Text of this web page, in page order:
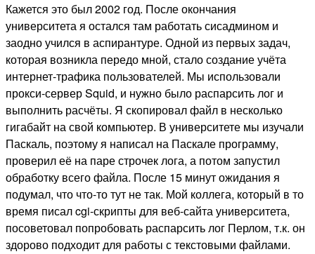
Кажется это был 2002 год. После окончания
университета я остался там работать сисадмином и
заодно учился в аспирантуре. Одной из первых задач,
которая возникла передо мной, стало создание учёта
интернет-трафика пользователей. Мы использовали
прокси-сервер Squid, и нужно было распарсить лог и
выполнить расчёты. Я скопировал файл в несколько
гигабайт на свой компьютер. В университете мы изучали
Паскаль, поэтому я написал на Паскале программу,
проверил её на паре строчек лога, а потом запустил
обработку всего файла. После 15 минут ожидания я
подумал, что что-то тут не так. Мой коллега, который в то
время писал cgi-скрипты для веб-сайта университета,
посоветовал попробовать распарсить лог Перлом, т.к. он
здорово подходит для работы с текстовыми файлами.